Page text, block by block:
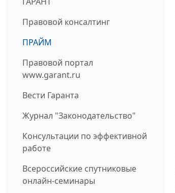
Правовой консалтинг
ПРАЙМ
Правовой портал
www.garant.ru
Вести Гаранта
Журнал "Законодательство"
Консультации по эффективной
работе
Всероссийские спутниковые
онлайн-семинары